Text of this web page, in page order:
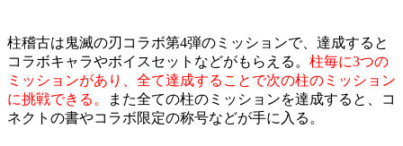
柱稽古は鬼滅の刃コラボ第4弾のミッションで、達成すると
コラボキャラやボイスセットなどがもらえる。 柱毎に3つの
ミッションがあり、全て達成することで次の柱のミッション
に挑戦できる。
また全ての柱のミッションを達成すると、コ
ネクトの書やコラボ限定の称号などが手に入る。